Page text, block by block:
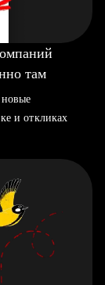
там
и откликах